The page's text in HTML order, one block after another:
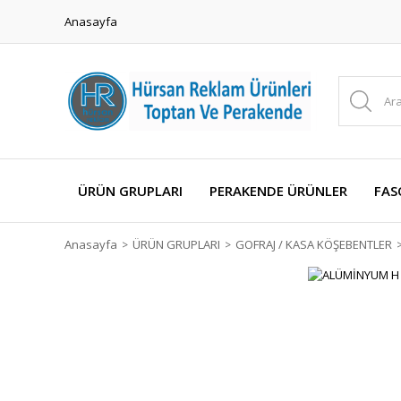
Anasayfa
ÜRÜN GRUPLARI PERAKENDE ÜRÜNLER
Anasayfa ÜRÜN GRUPLARI GOFRAJ / KASA KÖŞEBENTLER